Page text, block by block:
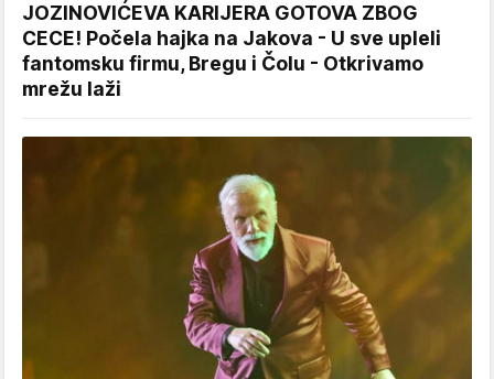
JOZINOVIĆEVA KARIJERA GOTOVA ZBOG
CECE! Počela hajka na Jakova - U sve upleli
fantomsku firmu, Bregu i Čolu - Otkrivamo
mrežu laži